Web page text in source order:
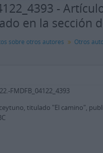
-
en la sección
sobre otros autores
Otros
FMDFB_04122_4393
titulado "El camino",